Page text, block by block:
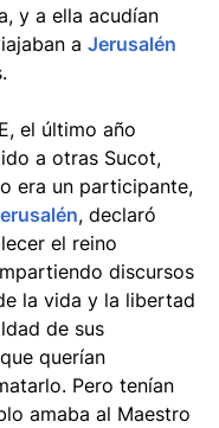
y a ella acudían
a Jerusalén
el último año
a otras Sucot,
era un participante,
, declaró
el reino
discursos
la vida y la libertad
de sus
querían
Pero tenían
amaba al Maestro